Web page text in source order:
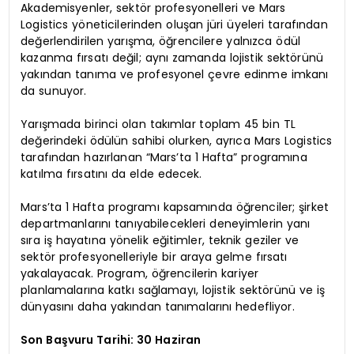
Akademisyenler, sektör profesyonelleri ve Mars
Logistics yöneticilerinden oluşan jüri üyeleri tarafından
değerlendirilen yarışma, öğrencilere yalnızca ödül
kazanma fırsatı değil; aynı zamanda lojistik sektörünü
yakından tanıma ve profesyonel çevre edinme imkanı
da sunuyor.
Yarışmada birinci olan takımlar toplam 45 bin TL
değerindeki ödülün sahibi olurken, ayrıca Mars Logistics
tarafından hazırlanan “Mars’ta 1 Hafta” programına
katılma fırsatını da elde edecek.
Mars’ta 1 Hafta programı kapsamında öğrenciler; şirket
departmanlarını tanıyabilecekleri deneyimlerin yanı
sıra iş hayatına yönelik eğitimler, teknik geziler ve
sektör profesyonelleriyle bir araya gelme fırsatı
yakalayacak. Program, öğrencilerin kariyer
planlamalarına katkı sağlamayı, lojistik sektörünü ve iş
dünyasını daha yakından tanımalarını hedefliyor.
Son Başvuru Tarihi: 30 Haziran